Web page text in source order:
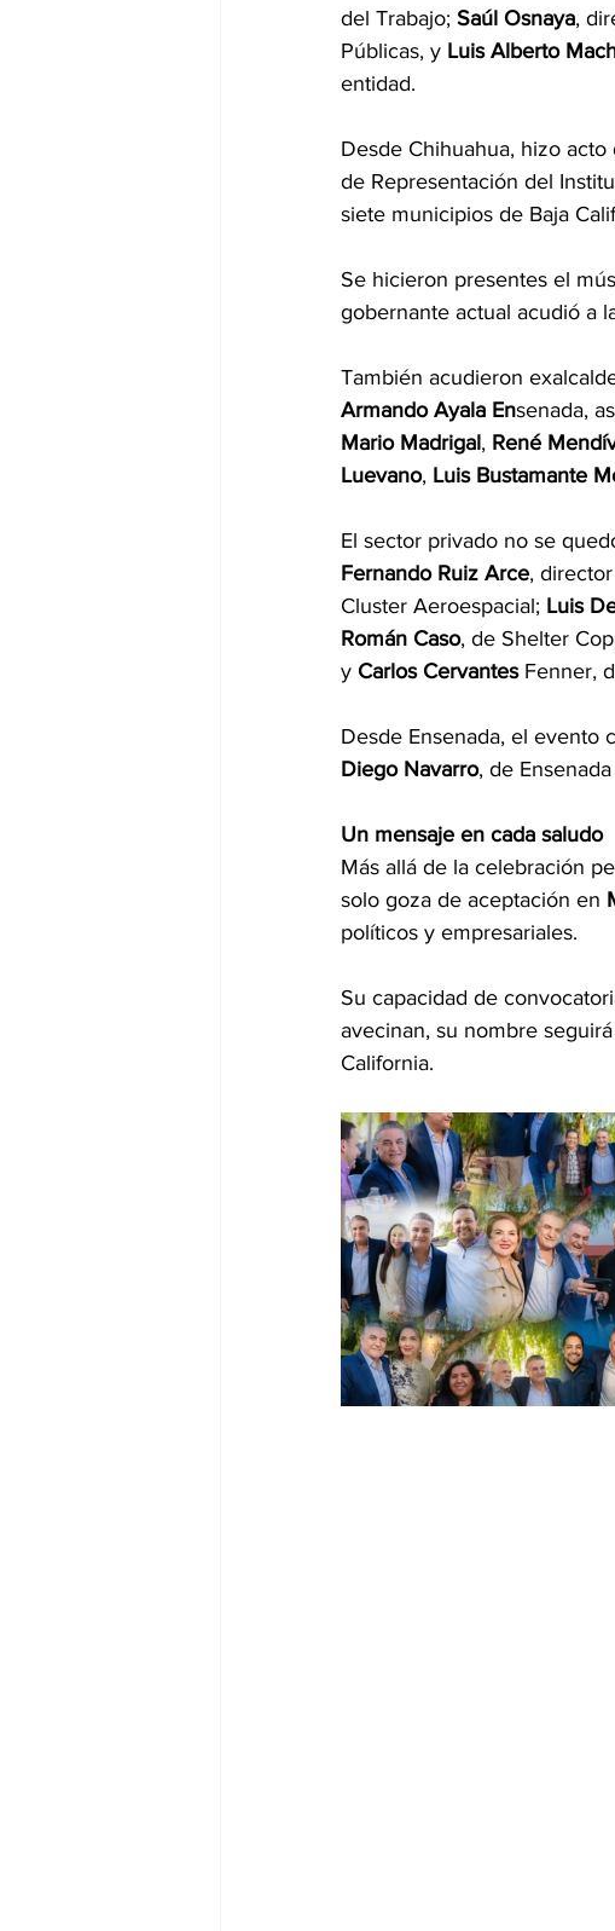
del Trabajo; Saúl Osnaya,
Públicas, y Luis Alberto
entidad.
Desde Chihuahua, hizo acto
de Representación del
siete municipios de Baja
Se hicieron presentes el
gobernante actual acudió a
También acudieron
Armando Ayala Ensenada,
Mario Madrigal, René
Luevano, Luis Bustamante
El sector privado no se
Fernando Ruiz Arce,
Cluster Aeroespacial; Luis
Román Caso, de Shelter
y Carlos Cervantes Fenner,
Desde Ensenada, el evento
Diego Navarro, de
Un mensaje en cada saludo
Más allá de la celebración
solo goza de aceptación en
políticos y empresariales.
Su capacidad de
avecinan, su nombre
California.